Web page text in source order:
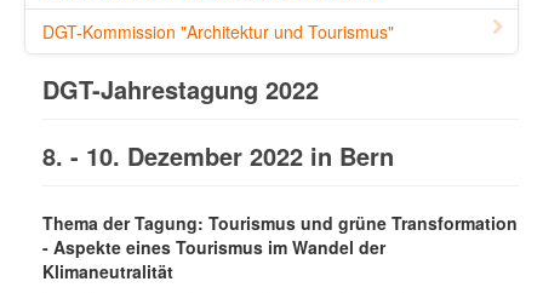
DGT-Kommission "Architektur und Tourismus"
DGT-Jahrestagung 2022
8. - 10. Dezember 2022 in Bern
Thema der Tagung: Tourismus und grüne Transformation
- Aspekte eines Tourismus im Wandel der
Klimaneutralität